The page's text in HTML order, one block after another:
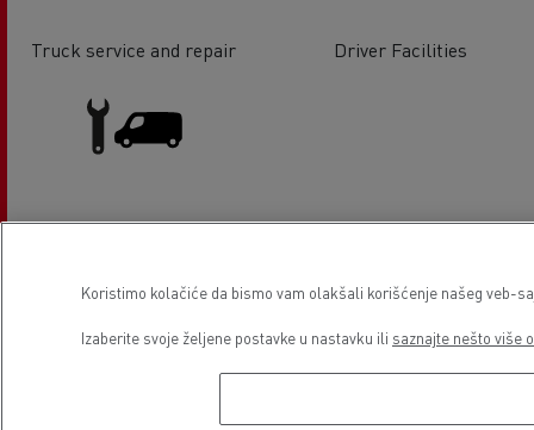
Truck service and repair Driver Facilities
Light Commercial Vehicles
Lokacija
Koristimo kolačiće da bismo vam olakšali korišćenje našeg veb-
Izaberite svoje željene postavke u nastavku ili saznajte nešto više